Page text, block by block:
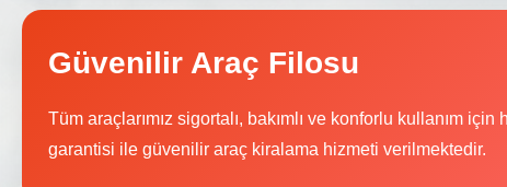
Güvenilir Araç Filosu
Tüm araçlarımız sigortalı, bakımlı ve konforlu kullanım için
garantisi ile güvenilir araç kiralama hizmeti verilmektedir.